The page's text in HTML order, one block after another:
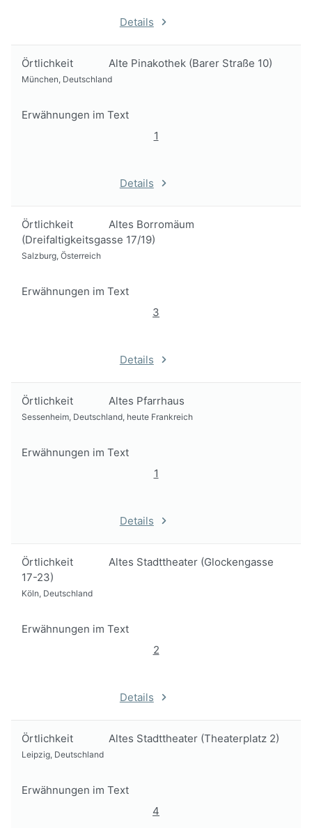
Details
Örtlichkeit Alte Pinakothek (Barer Straße 10)
München, Deutschland
Erwähnungen im Text
1
Details
Örtlichkeit
Altes Borromäum
(Dreifaltigkeitsgasse 17/19)
Salzburg, Österreich
Erwähnungen im Text
3
Details
Örtlichkeit Altes Pfarrhaus
Sessenheim, Deutschland, heute Frankreich
Erwähnungen im Text
1
Details
Örtlichkeit
Altes Stadttheater (Glockengasse
17-23)
Köln, Deutschland
Erwähnungen im Text
2
Details
Örtlichkeit Altes Stadttheater (Theaterplatz 2)
Leipzig, Deutschland
Erwähnungen im Text
4